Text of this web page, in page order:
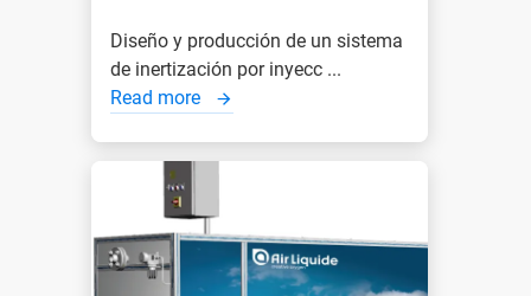
Diseño y producción de un sistema
de inertización por inyecc ...
Read more